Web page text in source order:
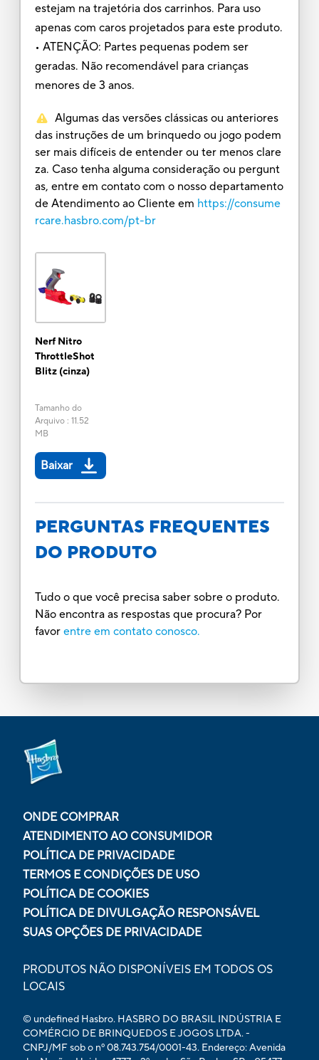
estejam na trajetória dos carrinhos. Para uso
apenas com caros projetados para este produto.
• ATENÇÃO: Partes pequenas podem ser
geradas. Não recomendável para crianças
menores de 3 anos.
Algumas das versões clássicas ou anteriores
das instruções de um brinquedo ou jogo podem
ser mais difíceis de entender ou ter menos clare
za. Caso tenha alguma consideração ou pergunt
as, entre em contato com o nosso departamento
de Atendimento ao Cliente em https://consume
rcare.hasbro.com/pt-br
Nerf Nitro
ThrottleShot
Blitz (cinza)
Tamanho do
Arquivo: 11.52
MB
Baixar
PERGUNTAS FREQUENTES
DO PRODUTO
Tudo o que você precisa saber sobre o produto.
Não encontra as respostas que procura? Por
favor entre em contato conosco.
ONDE COMPRAR
ATENDIMENTO AO CONSUMIDOR
POLÍTICA DE PRIVACIDADE
TERMOS E CONDIÇÕES DE USO
POLÍTICA DE COOKIES
POLÍTICA DE DIVULGAÇÃO RESPONSÁVEL
SUAS OPÇÕES DE PRIVACIDADE
PRODUTOS NÃO DISPONÍVEIS EM TODOS OS
LOCAIS
© undefined Hasbro. HASBRO DO BRASIL INDÚSTRIA E
COMÉRCIO DE BRINQUEDOS E JOGOS LTDA. -
CNPJ/MF sob o nº 08.743.754/0001-43. Endereço: Avenida